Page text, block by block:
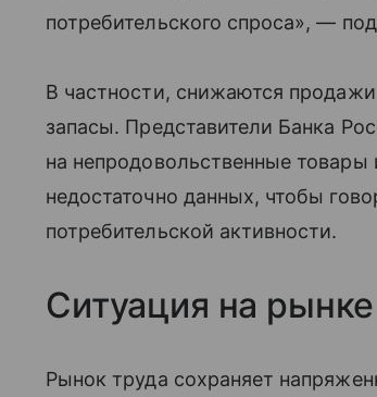
потребительского спроса», —
В частности, снижаются
запасы. Представители Банка
на непродовольственные товары
недостаточно данных, чтобы
потребительской активности.
Ситуация на
Рынок труда сохраняет